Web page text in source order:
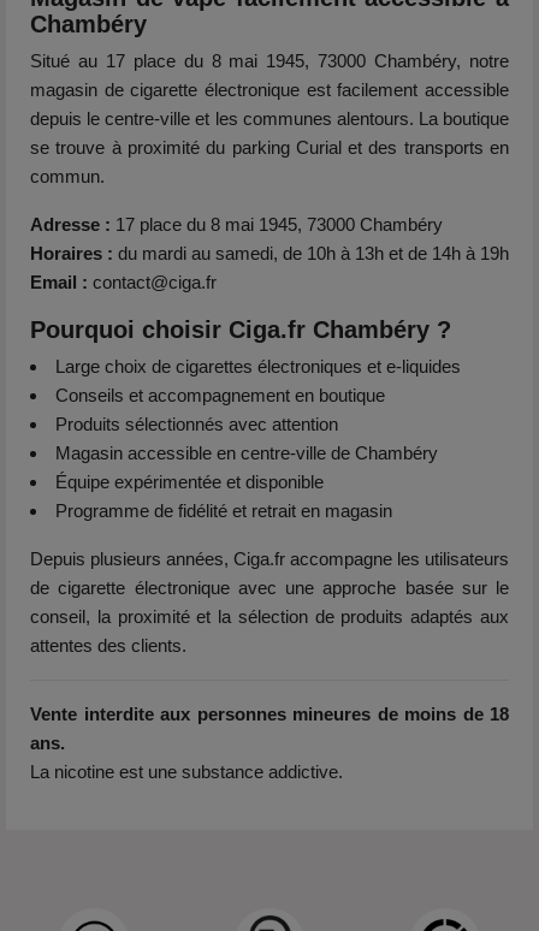
Chambéry
Situé au 17 place du 8 mai 1945, 73000 Chambéry, notre
magasin de cigarette électronique est facilement accessible
depuis le centre-ville et les communes alentours. La boutique
se trouve à proximité du parking Curial et des transports en
commun.
Adresse : 17 place du 8 mai 1945, 73000 Chambéry
Horaires : du mardi au samedi, de 10h à 13h et de 14h à 19h
Email : contact@ciga.fr
Pourquoi choisir Ciga.fr Chambéry ?
Large choix de cigarettes électroniques et e-liquides
Conseils et accompagnement en boutique
Produits sélectionnés avec attention
Magasin accessible en centre-ville de Chambéry
Équipe expérimentée et disponible
Programme de fidélité et retrait en magasin
Depuis plusieurs années, Ciga.fr accompagne les utilisateurs
de cigarette électronique avec une approche basée sur le
conseil, la proximité et la sélection de produits adaptés aux
attentes des clients.
Vente interdite aux personnes mineures de moins de 18
ans.
La nicotine est une substance addictive.